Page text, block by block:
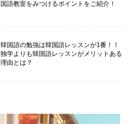
国語教室をみつけるポイントをご紹介！
韓国語の勉強は韓国語レッスンが1番！！
独学よりも韓国語レッスンがメリットある
理由とは？